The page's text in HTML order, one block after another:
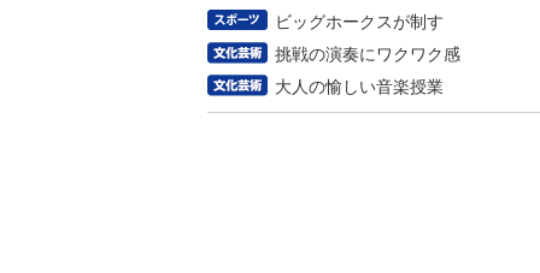
ビッグホークスが制す
挑戦の演奏にワクワク感
大人の愉しい音楽授業